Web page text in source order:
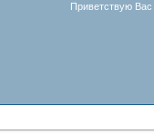
Приветствую Вас